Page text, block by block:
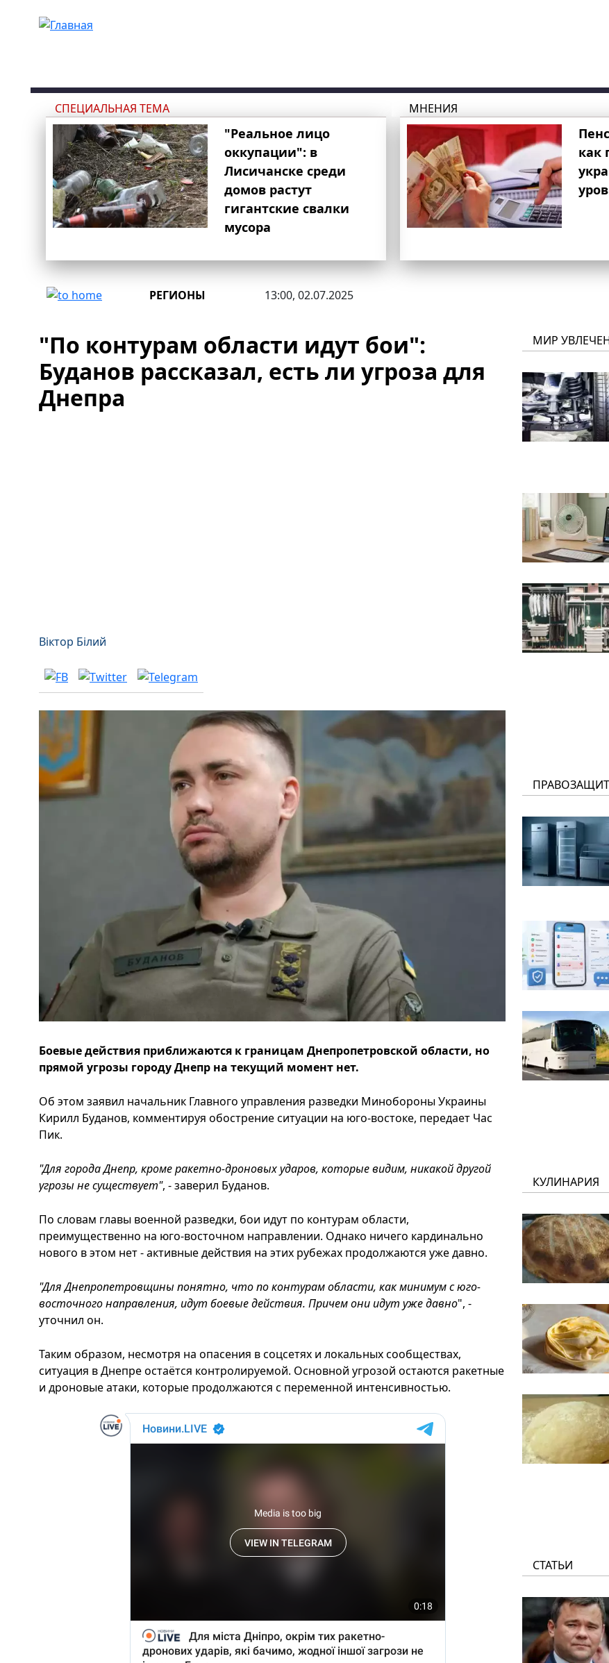
СПЕЦИАЛЬНАЯ ТЕМА
"Реальное лицо
оккупации": в
Лисичанске среди
домов растут
гигантские свалки
мусора
МНЕНИЯ
как
РЕГИОНЫ 13:00, 02.07.2025
"По контурам области идут бои":
Буданов рассказал, есть ли угроза для
Днепра
Віктор Білий
Боевые действия приближаются к границам Днепропетровской области, но
прямой угрозы городу Днепр на текущий момент нет.
Об этом заявил начальник Главного управления разведки Минобороны Украины
Кирилл Буданов, комментируя обострение ситуации на юго-востоке, передает Час
Пик.
"Для города Днепр, кроме ракетно-дроновых ударов, которые видим, никакой другой
угрозы не существует", - заверил Буданов.
По словам главы военной разведки, бои идут по контурам области,
преимущественно на юго-восточном направлении. Однако ничего кардинально
нового в этом нет - активные действия на этих рубежах продолжаются уже давно.
"Для Днепропетровщины понятно, что по контурам области, как минимум с юго-
восточного направления, идут боевые действия. Причем они идут уже давно", -
уточнил он.
Таким образом, несмотря на опасения в соцсетях и локальных сообществах,
ситуация в Днепре остаётся контролируемой. Основной угрозой остаются ракетные
и дроновые атаки, которые продолжаются с переменной интенсивностью.
МИР
КУЛИНАРИЯ
СТАТЬИ